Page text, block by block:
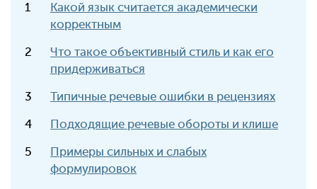
Какой язык считается академически
корректным
Что такое объективный стиль и как его
придерживаться
Типичные речевые ошибки в рецензиях
Подходящие речевые обороты и клише
Примеры сильных и слабых
формулировок